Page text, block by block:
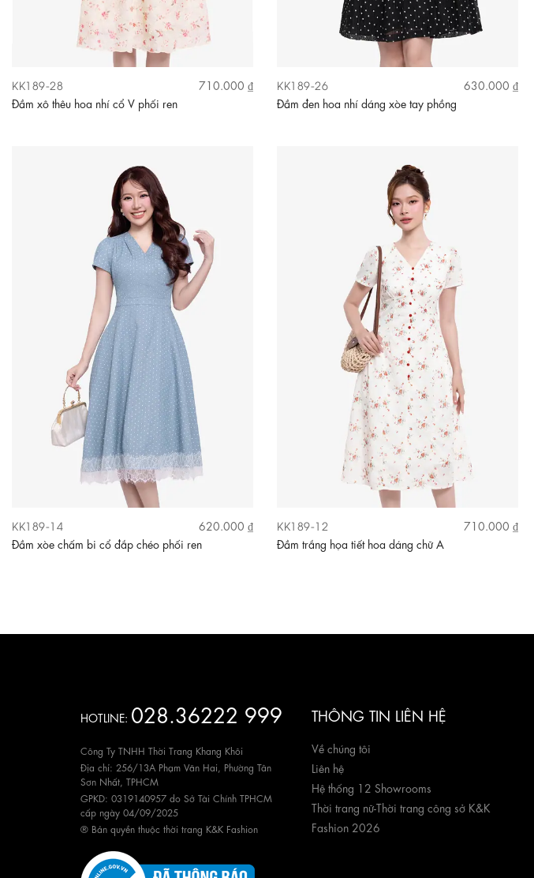
KK189-28
710.000 ₫
Đầm xô thêu hoa nhí cổ V phối ren
KK189-26
630.000 ₫
Đầm đen hoa nhí dáng xòe tay phồng
KK189-14
620.000 ₫
Đầm xòe chấm bi cổ đắp chéo phối ren
KK189-12
710.000 ₫
Đầm trắng họa tiết hoa dáng chữ A
HOTLINE: 028.36222 999
Công Ty TNHH Thời Trang Khang Khôi
Địa chỉ: 256/13A Phạm Văn Hai, Phường Tân
Sơn Nhất, TPHCM
GPKD: 0319140957 do Sở Tài Chính TPHCM
cấp ngày 04/09/2025
® Bản quyền thuộc thời trang K&K Fashion
THÔNG TIN LIÊN HỆ
Về chúng tôi
Liên hệ
Hệ thống 12 Showrooms
Thời trang nữ-Thời trang công sở K&K
Fashion 2026